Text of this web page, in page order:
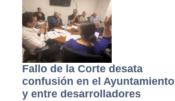
Fallo de la Corte desata
confusión en el Ayuntamiento
y entre desarrolladores